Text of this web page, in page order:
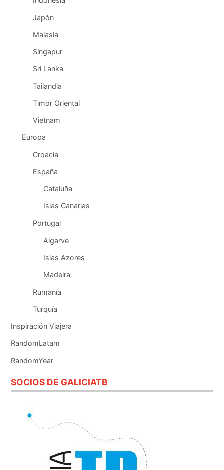
Japón
Malasia
Singapur
Sri Lanka
Tailandia
Timor Oriental
Vietnam
Europa
Croacia
España
Cataluña
Islas Canarias
Portugal
Algarve
Islas Azores
Madeira
Rumanía
Turquía
Inspiración Viajera
RandomLatam
RandomYear
SOCIOS DE GALICIATB